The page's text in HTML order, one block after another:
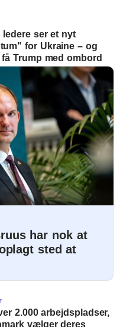
ledere ser et nyt
for Ukraine – og
få Trump med ombord
har nok at
sted at
2.000 arbejdspladser,
vælger deres